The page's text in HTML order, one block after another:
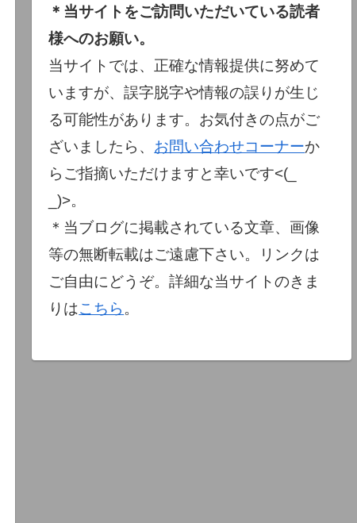
＊当サイトをご訪問いただいている読者
様へのお願い。
当サイトでは、正確な情報提供に努めて
いますが、誤字脱字や情報の誤りが生じ
る可能性があります。お気付きの点がご
ざいましたら、 お問い合わせコーナーか
らご指摘いただけますと幸いです<(_
_)>。
＊当ブログに掲載されている文章、画像
等の無断転載はご遠慮下さい。リンクは
ご自由にどうぞ。詳細な当サイトのきま
りはこちら 。